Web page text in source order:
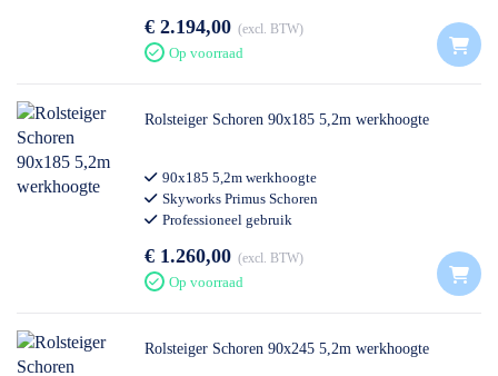
€ 2.194,00 excl. BTW
Op voorraad
Rolsteiger Schoren 90x185 5,2m werkhoogte
90x185 5,2m werkhoogte
Skyworks Primus Schoren
Professioneel gebruik
€ 1.260,00 excl. BTW
Op voorraad
Rolsteiger Schoren 90x245 5,2m werkhoogte